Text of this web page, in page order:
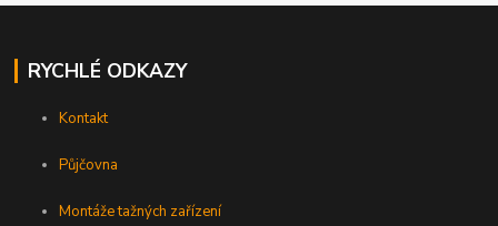
RYCHLÉ ODKAZY
Kontakt
Půjčovna
Montáže tažných zařízení